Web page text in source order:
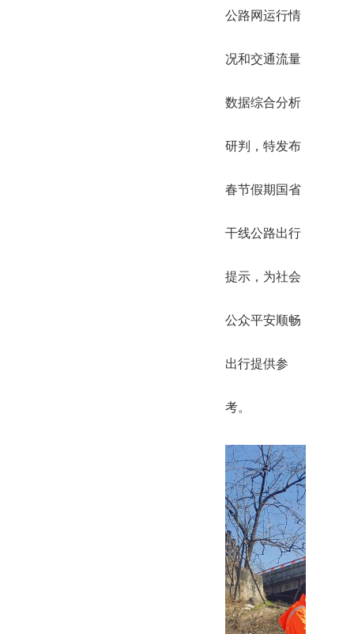
公路网运行情
况和交通流量
数据综合分析
研判，特发布
春节假期国省
干线公路出行
提示，为社会
公众平安顺畅
出行提供参
考。